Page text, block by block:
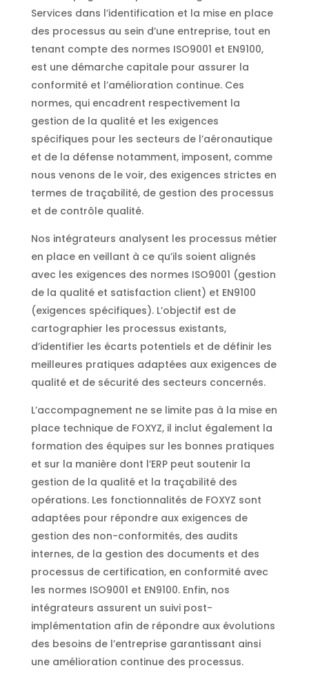
Services dans l’identification et la mise en place
des processus au sein d’une entreprise, tout en
tenant compte des normes ISO9001 et EN9100,
est une démarche capitale pour assurer la
conformité et l’amélioration continue. Ces
normes, qui encadrent respectivement la
gestion de la qualité et les exigences
spécifiques pour les secteurs de l’aéronautique
et de la défense notamment, imposent, comme
nous venons de le voir, des exigences strictes en
termes de traçabilité, de gestion des processus
et de contrôle qualité.
Nos intégrateurs analysent les processus métier
en place en veillant à ce qu’ils soient alignés
avec les exigences des normes ISO9001 (gestion
de la qualité et satisfaction client) et EN9100
(exigences spécifiques). L’objectif est de
cartographier les processus existants,
d’identifier les écarts potentiels et de définir les
meilleures pratiques adaptées aux exigences de
qualité et de sécurité des secteurs concernés.
L’accompagnement ne se limite pas à la mise en
place technique de FOXYZ, il inclut également la
formation des équipes sur les bonnes pratiques
et sur la manière dont l’ERP peut soutenir la
gestion de la qualité et la traçabilité des
opérations. Les fonctionnalités de FOXYZ sont
adaptées pour répondre aux exigences de
gestion des non-conformités, des audits
internes, de la gestion des documents et des
processus de certification, en conformité avec
les normes ISO9001 et EN9100. Enfin, nos
intégrateurs assurent un suivi post-
implémentation afin de répondre aux évolutions
des besoins de l’entreprise garantissant ainsi
une amélioration continue des processus.